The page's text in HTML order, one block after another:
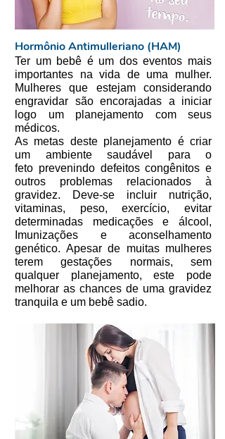
Hormônio Antimulleriano (HAM)
Ter um bebê é um dos eventos mais
importantes na vida de uma mulher.
Mulheres que estejam considerando
engravidar são encorajadas a iniciar
logo um planejamento com seus
médicos.
As metas deste planejamento é criar
um ambiente saudável para o
feto prevenindo defeitos congênitos e
outros problemas relacionados à
gravidez. Deve-se incluir nutrição,
vitaminas, peso, exercício, evitar
determinadas medicações e álcool,
Imunizações e aconselhamento
genético. Apesar de muitas mulheres
terem gestações normais, sem
qualquer planejamento, este pode
melhorar as chances de uma gravidez
tranquila e um bebê sadio.